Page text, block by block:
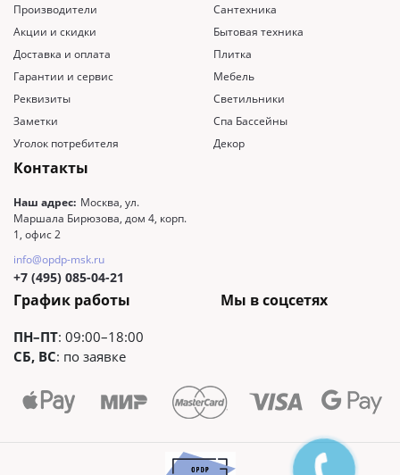
Производители
Акции и скидки
Доставка и оплата
Гарантии и сервис
Реквизиты
Заметки
Уголок потребителя
Сантехника
Бытовая техника
Плитка
Мебель
Светильники
Спа Бассейны
Декор
Контакты
Наш адрес: Москва, ул.
Маршала Бирюзова, дом 4, корп.
1, офис 2
info@opdp-msk.ru
+7 (495) 085-04-21
График работы
ПН–ПТ: 09:00–18:00
СБ, ВС: по заявке
Мы в соцсетях